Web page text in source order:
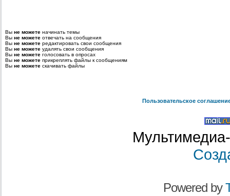
Вы не можете начинать темы
Вы не можете отвечать на сообщения
Вы не можете редактировать свои сообщения
Вы не можете удалять свои сообщения
Вы не можете голосовать в опросах
Вы не можете прикреплять файлы к сообщениям
Вы не можете скачивать файлы
Пользовательское
Powered by